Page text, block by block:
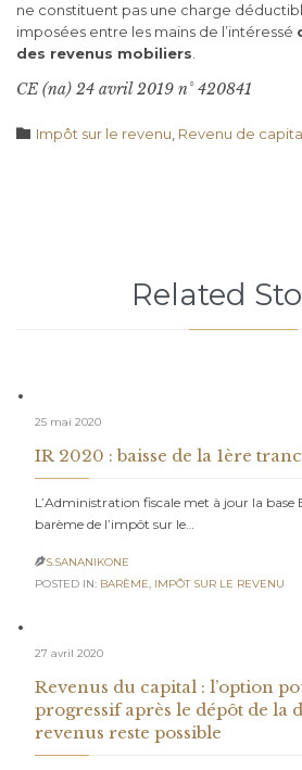
ne constituent pas une charge
imposées entre les mains de l’intéressé
des revenus mobiliers
CE (na) 24 avril 2019 n° 420841
 Category
Impôt sur le revenu Revenu de
Related
25 mai 2020
IR 2020 : baisse de la 1ère
L’Administration fiscale met à jour la
barème de l’impôt sur le…
S.SANANIKONE
POSTED IN: BARÈME, IMPÔT SUR LE REVENU
27 avril 2020
Revenus du capital : l’option
progressif après le dépôt de la
revenus reste possible